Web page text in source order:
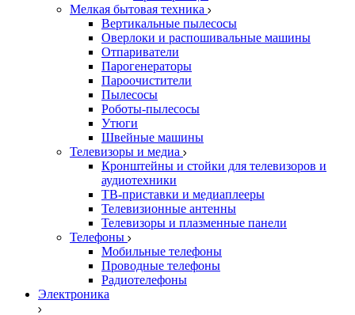
Мелкая бытовая техника
Вертикальные пылесосы
Оверлоки и распошивальные машины
Отпариватели
Парогенераторы
Пароочистители
Пылесосы
Роботы-пылесосы
Утюги
Швейные машины
Телевизоры и медиа
Кронштейны и стойки для телевизоров и
аудиотехники
ТВ-приставки и медиаплееры
Телевизионные антенны
Телевизоры и плазменные панели
Телефоны
Мобильные телефоны
Проводные телефоны
Радиотелефоны
Электроника